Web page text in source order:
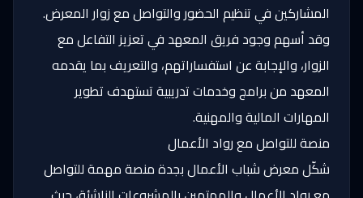
المشاركين في تنظيم الحضور والتواصل مع زوار المعرض.
وقد أسهم وجود فريق المعهد في تعزيز التفاعل مع
الزوار، والإجابة عن استفساراتهم، والتعريف بما يقدمه
المعهد من برامج وخدمات تدريبية تستهدف تطوير
المهارات المالية والمهنية.
منصة للتواصل مع رواد الأعمال
شكّل معرض شباب الأعمال بجدة منصة مهمة للتواصل